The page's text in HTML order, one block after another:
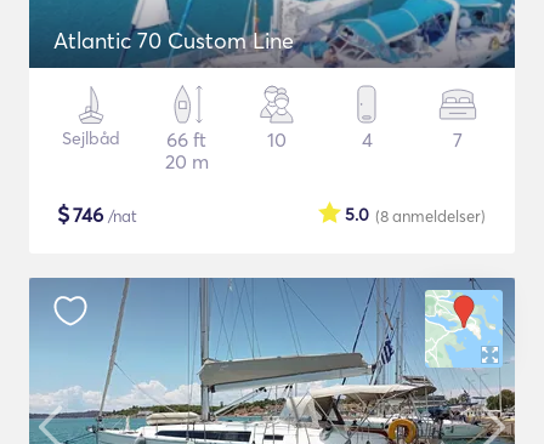
Atlantic 70 Custom Line
Sejlbåd
66 ft
20 m
10 4 7
$746 /nat (8anmeldelser)
5.0